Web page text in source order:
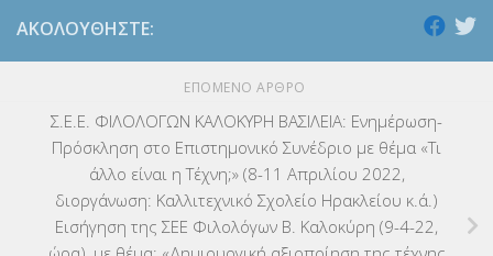
ΑΚΟΛΟΥΘΉΣΤΕ:
ΕΠΌΜΕΝΟ ΆΡΘΡΟ
Σ.Ε.Ε. ΦΙΛΟΛΟΓΩΝ ΚΑΛΟΚΥΡΗ ΒΑΣΙΛΕΙΑ: Ενημέρωση-
Πρόσκληση στο Επιστημονικό Συνέδριο με θέμα «Τι
άλλο είναι η Τέχνη;» (8-11 Απριλίου 2022,
διοργάνωση: Καλλιτεχνικό Σχολείο Ηρακλείου κ.ά.)
Εισήγηση της ΣΕΕ Φιλολόγων Β. Καλοκύρη (9-4-22,